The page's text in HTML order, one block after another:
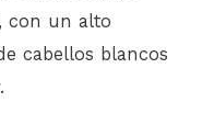
con un alto
cabellos blancos